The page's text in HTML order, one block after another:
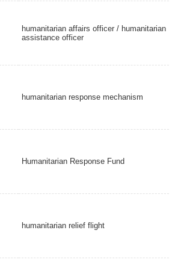
humanitarian affairs officer / humanitarian
assistance officer
humanitarian response mechanism
Humanitarian Response Fund
humanitarian relief flight